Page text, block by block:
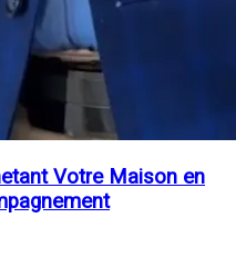
Votre Maison en